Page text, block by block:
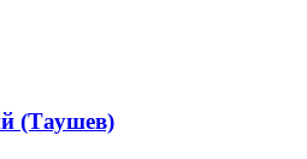
(Таушев)